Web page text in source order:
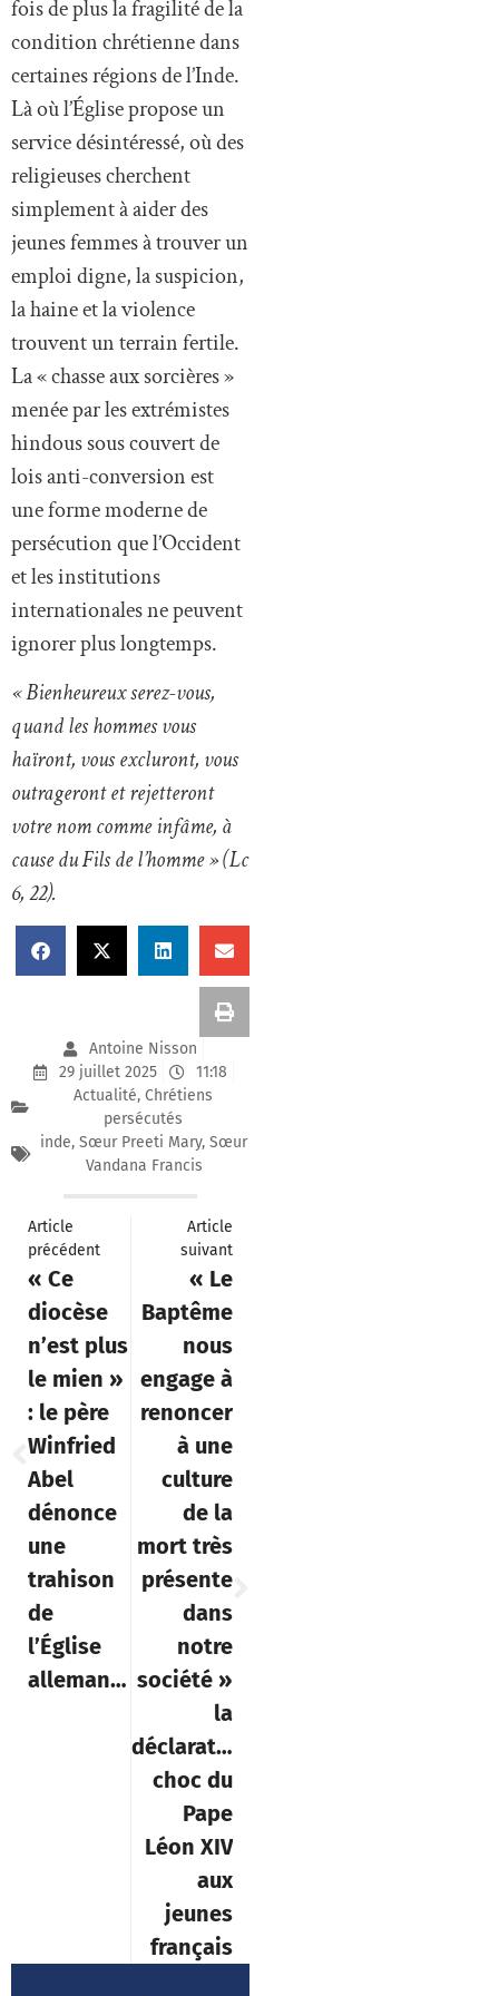
Plusieurs personnalités
politiques ont réagi
K.C. Venugopal, secrétaire
général du Congrès, a saisi
le ministre de l’Intérieur et
le chef du gouvernement de
Chhattisgarh :« Lorsqu’un
consentement écrit est ignoré
et que la police agit sous
pression de groupes radicaux,
c’est l’État de droit qui
s’effondre. »Le député John
Brittas (CPI-M) a dénoncé
une« instrumentalisation
honteuse de la loi pour cibler
les minorités. »Le KCBC a
réclamé une intervention
du Premier ministre
Narendra Modi :« Le
gouvernement central ne peut
pas rester silencieux. La
démocratie et la liberté
religieuse sont en jeu. »
Cette affaire illustre une
fois de plus la fragilité de la
condition chrétienne dans
certaines régions de l’Inde.
Là où l’Église propose un
service désintéressé, où des
religieuses cherchent
simplement à aider des
jeunes femmes à trouver un
emploi digne, la suspicion,
la haine et la violence
La « chasse aux sorcières »
menée par les extrémistes
hindous sous couvert de
lois anti-conversion est
une forme moderne de
persécution que l’Occident
et les institutions
internationales ne peuvent
ignorer plus longtemps.
« Bienheureux serez-vous,
quand les hommes vous
haïront, vous excluront, vous
outrageront et rejetteront
votre nom comme infâme, à
cause du Fils de l’homme » (Lc
Antoine Nisson
29 juillet 2025
11:18
Chrétiens